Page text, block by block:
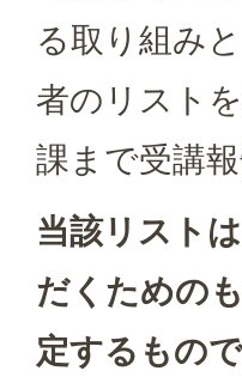
る取り組み
者のリスト
課まで受講
当該リスト
だくための
定するもの